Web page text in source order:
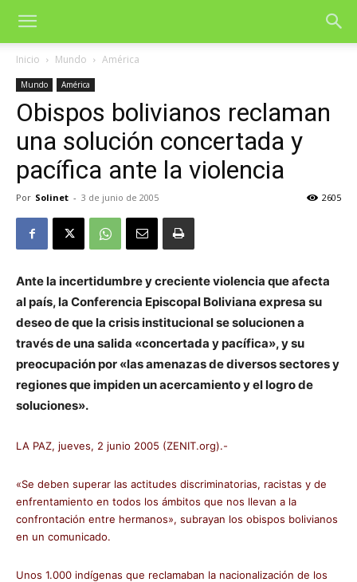
Inicio Mundo América
Mundo América
Obispos bolivianos reclaman
una solución concertada y
pacífica ante la violencia
Por Solinet - 3 de junio de 2005 2605
Ante la incertidumbre y creciente violencia que afecta
al país, la Conferencia Episcopal Boliviana expresa su
deseo de que la crisis institucional se solucionen a
través de una salida «concertada y pacífica», y su
preocupación por «las amenazas de diversos sectores y
regiones que impiden un acercamiento y el logro de
soluciones».
LA PAZ, jueves, 2 junio 2005 (ZENIT.org).-
«Se deben superar las actitudes discriminatorias, racistas y de
enfrentamiento en todos los ámbitos que nos llevan a la
confrontación entre hermanos», subrayan los obispos bolivianos
en un comunicado.
Unos 1.000 indígenas que reclamaban la nacionalización de los